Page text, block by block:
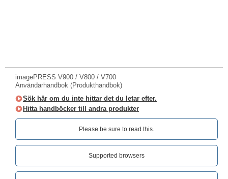
imagePRESS V900 / V800 / V700
Användarhandbok (Produkthandbok)
Sök här om du inte hittar det du letar efter.
Hitta handböcker till andra produkter
Please be sure to read this.‎
Supported browsers